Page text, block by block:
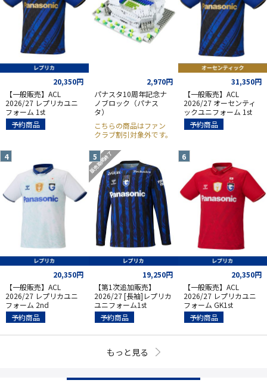
20,350円
【一般販売】ACL
2026/27 レプリカユニ
フォーム 1st
予約商品
2,970円
パナスタ10周年記念ナ
ノブロック（パナス
タ）
こちらの商品はファン
クラブ割引対象外です。
31,350円
【一般販売】ACL
2026/27 オーセンティ
ックユニフォーム 1st
予約商品
20,350円
【一般販売】ACL
2026/27 レプリカユニ
フォーム 2nd
予約商品
販売期間終了
19,250円
【第1次追加販売】
2026/27 [長袖]レプリカ
ユニフォーム1st
予約商品
20,350円
【一般販売】ACL
2026/27 レプリカユニ
フォーム GK1st
予約商品
もっと見る